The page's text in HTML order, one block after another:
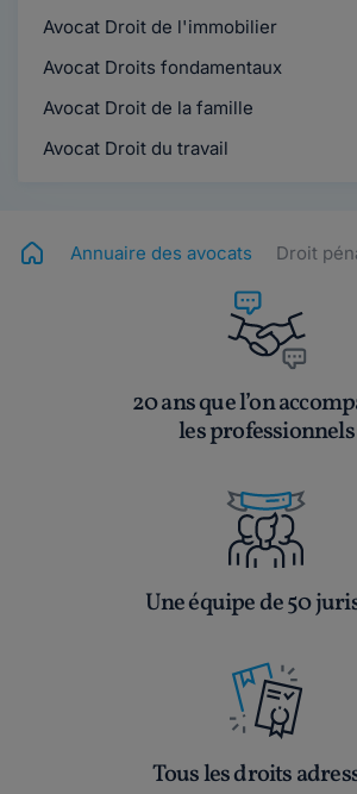
Avocat Droit de l'immobilier
Avocat Droits fondamentaux
Avocat Droit de la famille
Avocat Droit du travail
Annuaire des avocats Droit
20 ans que l’on
les professionnels
Une équipe de 50
Tous les droits